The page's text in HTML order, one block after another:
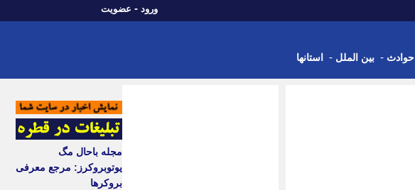
ورود - عضویت
حوادث - بین الملل - استانها
مجله باحال مگ
یوتوبروکرز: مرجع معرفی
بروکرها